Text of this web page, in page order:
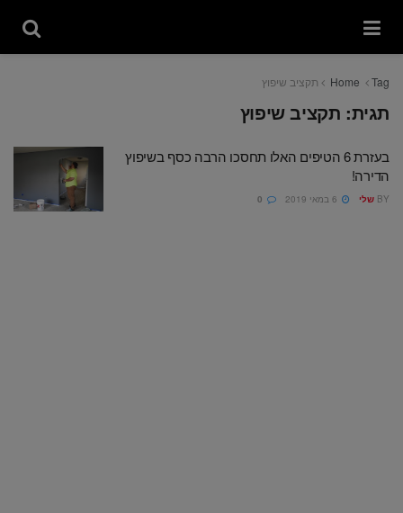
Home Tag תקציב שיפוץ
תגית: תקציב שיפוץ
בעזרת 6 הטיפים האלו תחסכו הרבה כסף בשיפוץ
הדירה!
BY שלי